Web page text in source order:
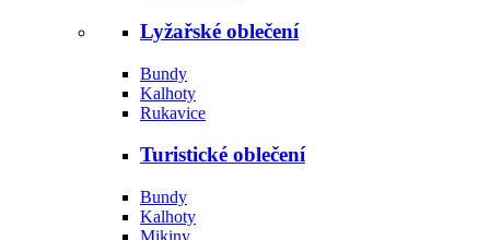
Lyžařské oblečení
Bundy
Kalhoty
Rukavice
Turistické oblečení
Bundy
Kalhoty
Mikiny